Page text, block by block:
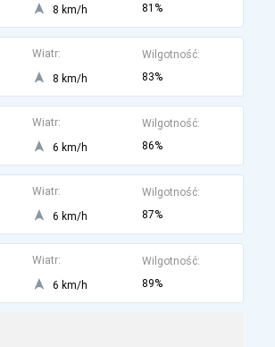
8 km/h
81%
Wiatr:
8 km/h
Wilgotność:
83%
Wiatr:
6 km/h
Wilgotność:
86%
Wiatr:
6 km/h
Wilgotność:
87%
Wiatr:
6 km/h
Wilgotność:
89%